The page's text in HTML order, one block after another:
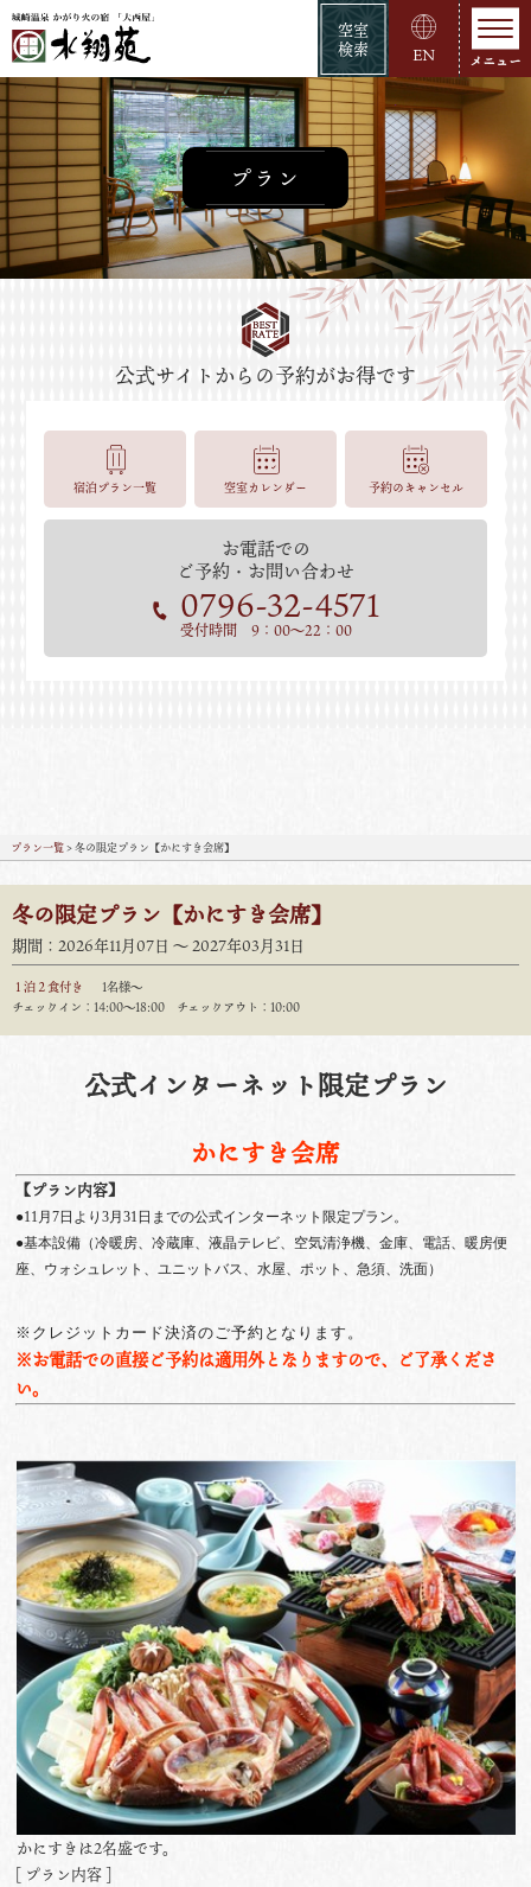
空室
検索
EN
プラン
お電話での
ご予約・お問い合わせ
0796-32-4571
受付時間 9：00～22：00
宿泊プラン一覧 空室カレンダー 予約のキャンセル
プラン一覧> 冬の限定プラン【かにすき会席】
冬の限定プラン【かにすき会席】
期間：2026年11月07日 〜 2027年03月31日
１泊２食付き
1名様～
チェックイン：14:00〜18:00 チェックアウト：10:00
公式インターネット限定プラン
かにすき会席
【プラン内容】
●11月7日より3月31日までの公式インターネット限定プラン。
●基本設備（冷暖房、冷蔵庫、液晶テレビ、空気清浄機、金庫、電話、暖房便
座、ウォシュレット、ユニットバス、水屋、ポット、急須、洗面）
※クレジットカード決済のご予約となります。
※お電話での直接ご予約は適用外となりますので、ご了承くださ
い。
かにすきは2名盛です。
[ プラン内容 ]